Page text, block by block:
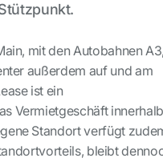
mit den Autobahnen
außerdem auf und am
ist ein
Vermietgeschäft innerhalb
Standort verfügt
bleibt